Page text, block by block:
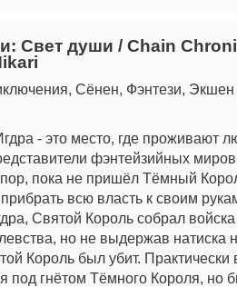
Свет души / Chain
Сёнен, Фэнтези, Экшен
- это место, где проживают
фэнтейзийных
пока не пришёл Тёмный
всю власть к своим
Святой Король собрал
но не выдержав натиска
Король был убит. Практически
под гнётом Тёмного Короля, но